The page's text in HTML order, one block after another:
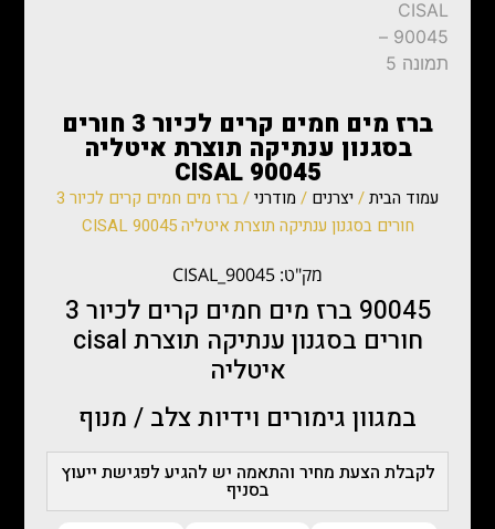
ברז מים חמים קרים לכיור 3 חורים
בסגנון ענתיקה תוצרת איטליה
CISAL 90045
עמוד הבית/ יצרנים / מודרני
/ ברז מים חמים קרים לכיור 3
חורים בסגנון ענתיקה תוצרת איטליה CISAL 90045
מק"ט: CISAL_90045
90045 ברז מים חמים קרים לכיור 3
חורים בסגנון ענתיקה תוצרת cisal
איטליה
במגוון גימורים וידיות צלב / מנוף
לקבלת הצעת מחיר והתאמה יש להגיע לפגישת ייעוץ
בסניף